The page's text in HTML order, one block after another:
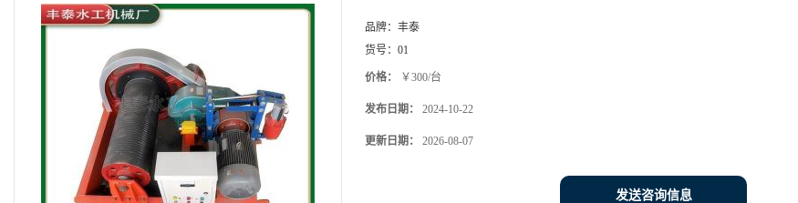
品牌： 丰泰
货号： 01
价格： ￥300/台
发布日期： 2024-10-22
更新日期： 2026-08-07
发送咨询信息